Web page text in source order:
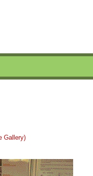
Gallery)